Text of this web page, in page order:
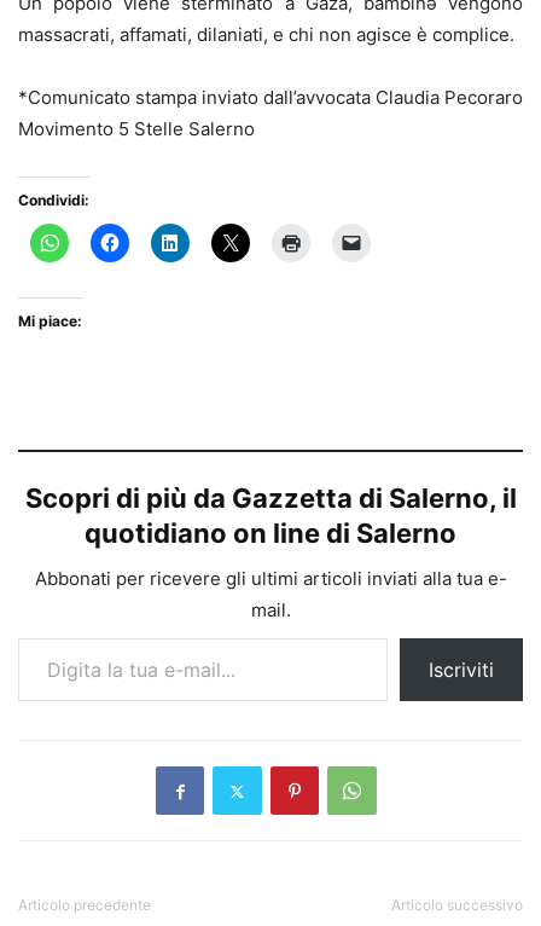
massacrati, affamati, dilaniati, e chi non agisce è complice.
*Comunicato stampa inviato dall’avvocata Claudia Pecoraro
Movimento 5 Stelle Salerno
Condividi:
Mi piace:
Scopri di più da Gazzetta di Salerno, il
quotidiano on line di Salerno
Abbonati per ricevere gli ultimi articoli inviati alla tua e-
mail.
Digita la tua e-mail...
Iscriviti
Articolo precedente Articolo successivo